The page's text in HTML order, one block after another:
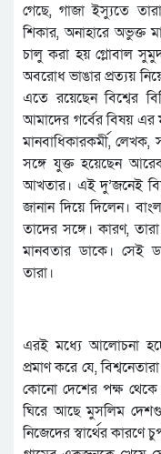
গেছে, গাজা ইস্যুতে
শিকার, অনাহারে অভুক্ত
চালু করা হয় গ্লোবাল
অবরোধ ভাঙার প্রত্যয়
এতে রয়েছেন বিশ্বের
আমাদের গর্বের বিষয় এর
মানবাধিকারকর্মী,
সঙ্গে যুক্ত হয়েছেন
আখতার। এই দু’জনেই
জানান দিয়ে দিলেন।
তাদের সঙ্গে। কারণ,
মানবতার ডাকে। সেই
তারা।
এরই মধ্যে আলোচনা
প্রমাণ করে যে,
কোনো দেশের পক্ষ থেকে
ঘিরে আছে মুসলিম
নিজেদের স্বার্থের